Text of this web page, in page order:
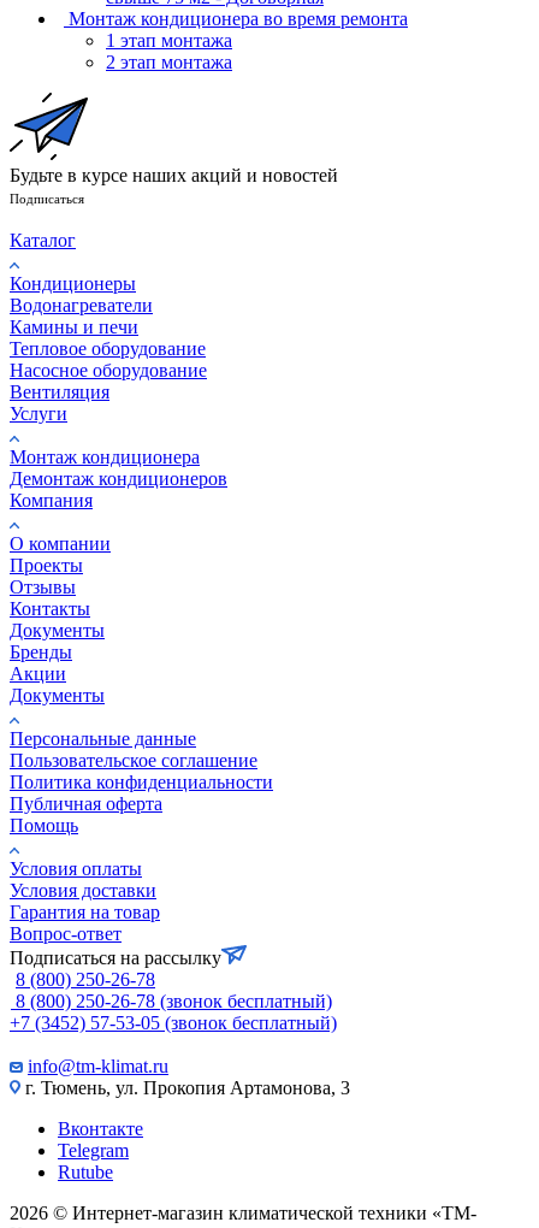
Монтаж кондиционера во время ремонта
1 этап монтажа
2 этап монтажа
Будьте в курсе наших акций и новостей
Подписаться
Каталог
Кондиционеры
Водонагреватели
Камины и печи
Тепловое оборудование
Насосное оборудование
Вентиляция
Услуги
Монтаж кондиционера
Демонтаж кондиционеров
Компания
О компании
Проекты
Отзывы
Контакты
Документы
Бренды
Акции
Документы
Персональные данные
Пользовательское соглашение
Политика конфиденциальности
Публичная оферта
Помощь
Условия оплаты
Условия доставки
Гарантия на товар
Вопрос-ответ
Подписаться на рассылку
8 (800) 250-26-78
8 (800) 250-26-78 (звонок бесплатный)
+7 (3452) 57-53-05 (звонок бесплатный)
info@tm-klimat.ru
г. Тюмень, ул. Прокопия Артамонова, 3
Вконтакте
Telegram
Rutube
2026 © Интернет-магазин климатической техники «ТМ-